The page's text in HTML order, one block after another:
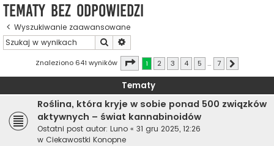
Tematy bez odpowiedzi
Wyszukiwanie zaawansowane
Szukaj
Znaleziono 641 wyników Strona1 7
1 2 3 4 5 … 7
Tematy
Roślina, która kryje w sobie ponad 500 związków
aktywnych – świat kannabinoidów
Ostatni post autor: Luno « 31 gru 2025, 12:26
w Ciekawostki Konopne